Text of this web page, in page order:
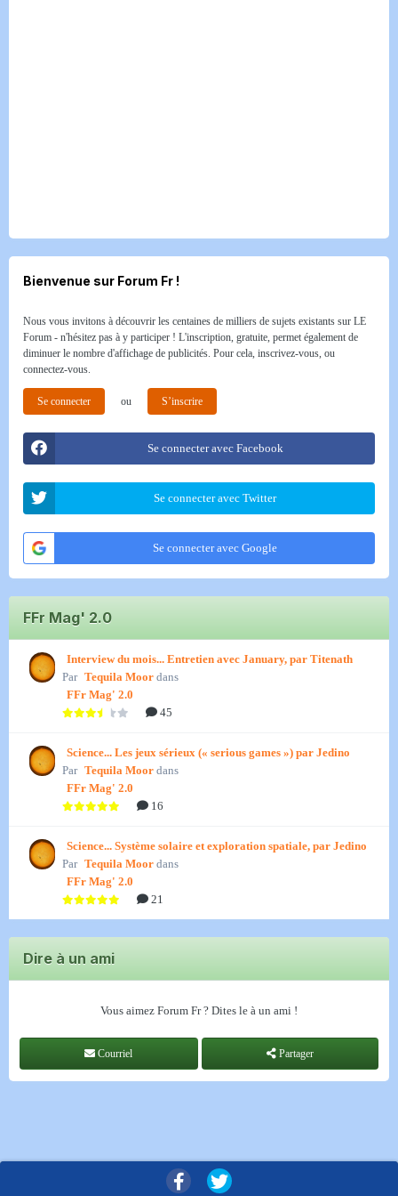
Bienvenue sur Forum Fr !
Nous vous invitons à découvrir les centaines de milliers de sujets existants sur LE
Forum - n'hésitez pas à y participer ! L'inscription, gratuite, permet également de
diminuer le nombre d'affichage de publicités. Pour cela, inscrivez-vous, ou
connectez-vous.
Se connecter ou S’inscrire
Se connecter avec Facebook
Se connecter avec Twitter
Se connecter avec Google
FFr Mag' 2.0
Interview du mois... Entretien avec January, par Titenath
Par Tequila Moor dans
FFr Mag' 2.0
45
Science... Les jeux sérieux (« serious games ») par Jedino
Par Tequila Moor dans
FFr Mag' 2.0
16
Science... Système solaire et exploration spatiale, par Jedino
Par Tequila Moor dans
FFr Mag' 2.0
21
Dire à un ami
Vous aimez Forum Fr ? Dites le à un ami !
Courriel Partager